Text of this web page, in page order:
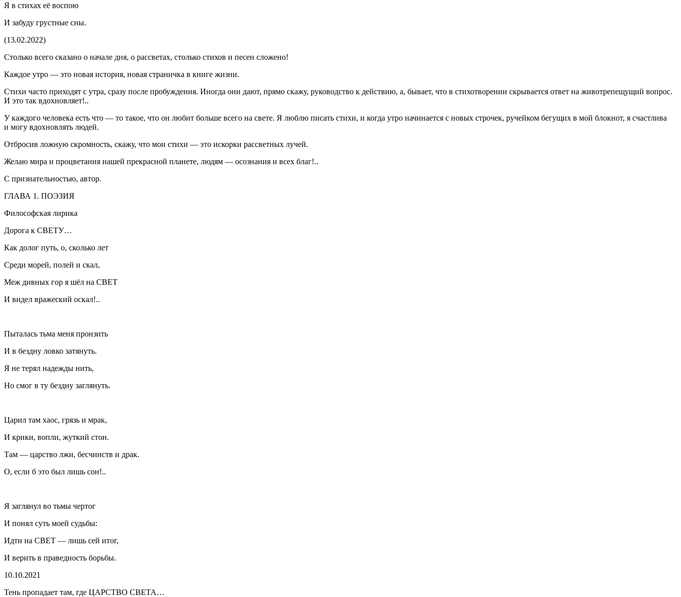
Я в стихах её воспою
И забуду грустные сны.
(13.02.2022)
Столько всего сказано о начале дня, о рассветах, столько стихов и песен сложено!
Каждое утро — это новая история, новая страничка в книге жизни.
Стихи часто приходят с утра, сразу после пробуждения. Иногда они дают, прямо скажу, руководство к действию, а, бывает, что в стихотворении скрывается ответ на животрепещущий вопрос.
И это так вдохновляет!..
У каждого человека есть что — то такое, что он любит больше всего на свете. Я люблю писать стихи, и когда утро начинается с новых строчек, ручейком бегущих в мой блокнот, я счастлива
и могу вдохновлять людей.
Отбросив ложную скромность, скажу, что мои стихи — это искорки рассветных лучей.
Желаю мира и процветания нашей прекрасной планете, людям — осознания и всех благ!..
С признательностью, автор.
ГЛАВА 1. ПОЭЗИЯ
Философская лирика
Дорога к СВЕТУ…
Как долог путь, о, сколько лет
Среди морей, полей и скал,
Меж дивных гор я шёл на СВЕТ
И видел вражеский оскал!..
Пыталась тьма меня пронзить
И в бездну ловко затянуть.
Я не терял надежды нить,
Но смог в ту бездну заглянуть.
Царил там хаос, грязь и мрак,
И крики, вопли, жуткий стон.
Там — царство лжи, бесчинств и драк.
О, если б это был лишь сон!..
Я заглянул во тьмы чертог
И понял суть моей судьбы:
Идти на СВЕТ — лишь сей итог,
И верить в праведность борьбы.
10.10.2021
Тень пропадает там, где ЦАРСТВО СВЕТА…